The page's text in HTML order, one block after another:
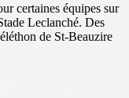
certaines équipes sur
Leclanché. Des
de St-Beauzire